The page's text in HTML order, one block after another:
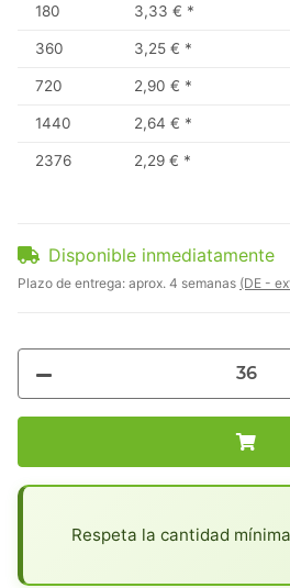
180 3,33 € *
360 3,25 € *
720 2,90 € *
1440 2,64 € *
2376 2,29 € *
Disponible inmediatamente
Plazo de entrega: aprox. 4 semanas (DE -
Respeta la cantidad